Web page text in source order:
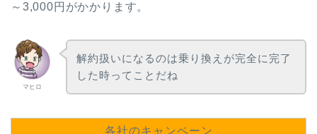
～3,000円がかかります。
マヒロ
解約扱いになるのは乗り換えが完全に完了
した時ってことだね
各社のキャンペーン